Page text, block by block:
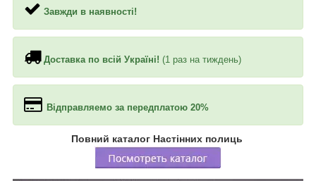
Завжди в наявності!
Доставка по всій Україні! (1 раз на тиждень)
Відправляемо за передплатою 20%
Повний каталог Настінних полиць